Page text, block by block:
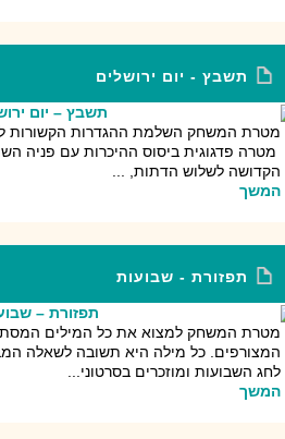
תשבץ - יום ירושלים
מטרת המשחק השלמת ההגדרות הקשורות
מטרה פדגוגית ביסוס ההיכרות עם פניה
הקדושה לשלוש הדתות, ...
המשך
תפזורת - שבועות
מטרת המשחק למצוא את כל המילים
המצורפים. כל מילה היא תשובה לשאלה
לחג השבועות ומוזכרים בסרטוני...
המשך